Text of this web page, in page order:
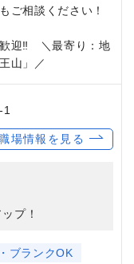
ご相談ください！
迎‼ ＼最寄り：地
山」／
場情報を見る
プ！
ブランクOK